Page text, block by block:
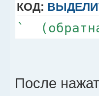
КОД:
`
После